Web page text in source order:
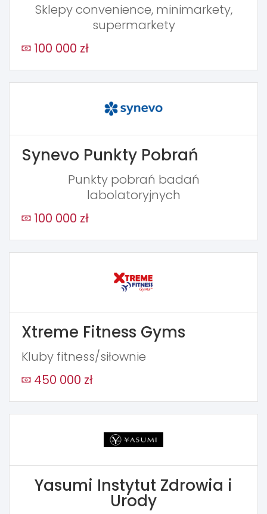
Sklepy convenience, minimarkety,
supermarkety
100 000 zł
Synevo Punkty Pobrań
Punkty pobrań badań
labolatoryjnych
100 000 zł
Xtreme Fitness Gyms
Kluby fitness/siłownie
450 000 zł
Yasumi Instytut Zdrowia i
Urody